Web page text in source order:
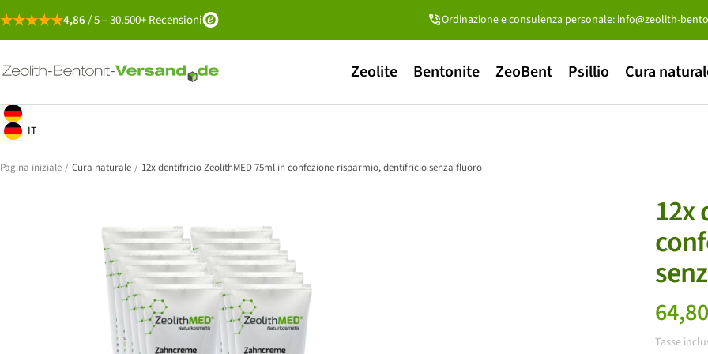
al
4,86/ 5 – 30.500+ Recensioni Ordinazione e consulenza personale: info@zeolith-
Zeolite Bentonite ZeoBent Psillio Cura
Zeolith-
Versand
Geolocation Button: Germania, Italiano
Geolocation Button: Germania, IT
IT
Pagina iniziale Cura naturale 12x dentifricio ZeolithMED 75ml in confezione risparmio, dentifricio senza fluoro
12x
Tasse